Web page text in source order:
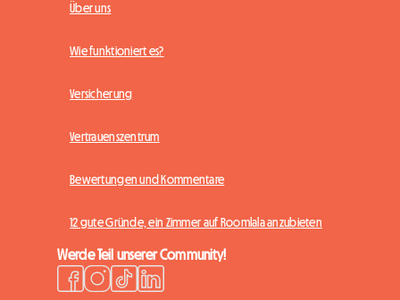
Über uns
Wie funktioniert es?
Versicherung
Vertrauenszentrum
Bewertungen und Kommentare
12 gute Gründe, ein Zimmer auf Roomlala anzubieten
Werde Teil unserer Community!